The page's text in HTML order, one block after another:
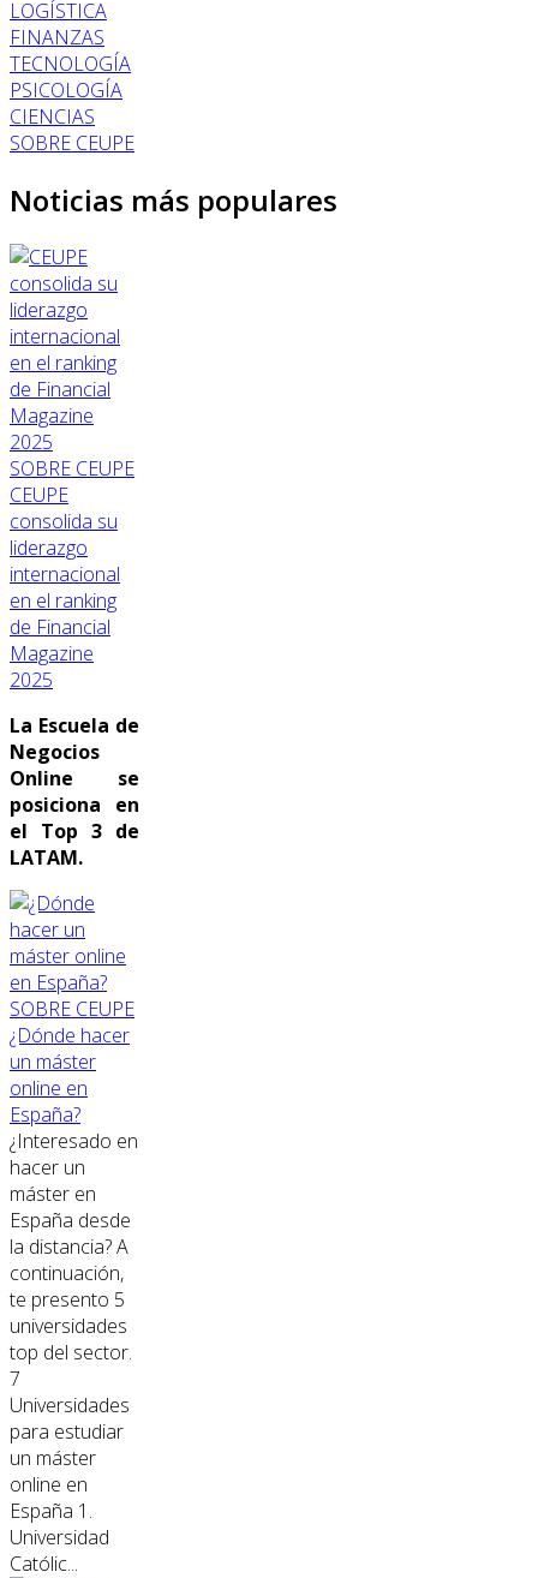
LOGÍSTICA
FINANZAS
TECNOLOGÍA
PSICOLOGÍA
CIENCIAS
SOBRE CEUPE
Noticias más populares
SOBRE CEUPE
CEUPE
consolida su
liderazgo
internacional
en el ranking
de Financial
Magazine
2025
La Escuela de
Negocios
Online se
posiciona en
el Top 3 de
LATAM.
SOBRE CEUPE
¿Dónde hacer
un máster
online en
España?
¿Interesado en
hacer un
máster en
España desde
la distancia? A
continuación,
te presento 5
universidades
top del sector.
7
Universidades
para estudiar
un máster
online en
España 1.
Universidad
Católic...